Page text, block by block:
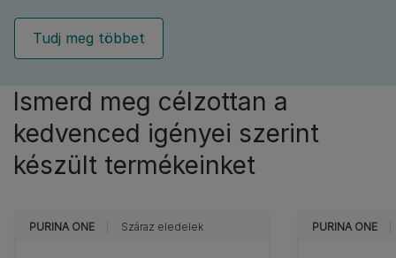
Tudj meg többet
Ismerd meg célzottan a
kedvenced igényei szerint
készült termékeinket
PURINA ONE Száraz eledelek PURINA ONE